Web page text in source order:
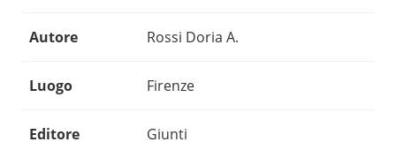
Autore Rossi Doria A.
Luogo Firenze
Editore Giunti